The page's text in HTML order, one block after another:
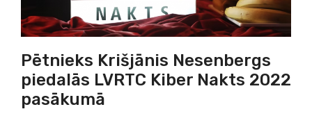
Pētnieks Krišjānis Nesenbergs
piedalās LVRTC Kiber Nakts 2022
pasākumā